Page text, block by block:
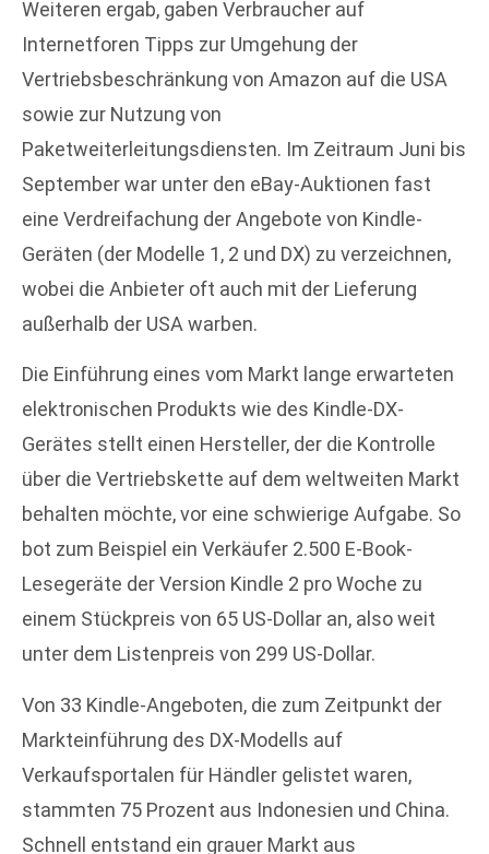
Weiteren ergab, gaben Verbraucher auf
Internetforen Tipps zur Umgehung der
Vertriebsbeschränkung von Amazon auf die USA
sowie zur Nutzung von
Paketweiterleitungsdiensten. Im Zeitraum Juni bis
September war unter den eBay-Auktionen fast
eine Verdreifachung der Angebote von Kindle-
Geräten (der Modelle 1, 2 und DX) zu verzeichnen,
wobei die Anbieter oft auch mit der Lieferung
außerhalb der USA warben.
Die Einführung eines vom Markt lange erwarteten
elektronischen Produkts wie des Kindle-DX-
Gerätes stellt einen Hersteller, der die Kontrolle
über die Vertriebskette auf dem weltweiten Markt
behalten möchte, vor eine schwierige Aufgabe. So
bot zum Beispiel ein Verkäufer 2.500 E-Book-
Lesegeräte der Version Kindle 2 pro Woche zu
einem Stückpreis von 65 US-Dollar an, also weit
unter dem Listenpreis von 299 US-Dollar.
Von 33 Kindle-Angeboten, die zum Zeitpunkt der
Markteinführung des DX-Modells auf
Verkaufsportalen für Händler gelistet waren,
stammten 75 Prozent aus Indonesien und China.
Schnell entstand ein grauer Markt aus